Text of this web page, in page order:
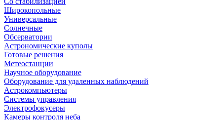
Широкопольные
Универсальные
Солнечные
Обсерватории
Астрономические куполы
Готовые решения
Метеостанции
Научное оборудование
Оборудование для удаленных наблюдений
Астрокомпьютеры
Системы управления
Электрофокусеры
Камеры контроля неба